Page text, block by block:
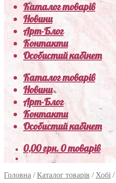
Каталог товарів
Новини
Арт-Блог
Контакти
Особистий кабінет
Каталог товарів
Новини
Арт-Блог
Контакти
Особистий кабінет
0,00грн.0 товарів
Головна /Каталог товарів / Хобі /